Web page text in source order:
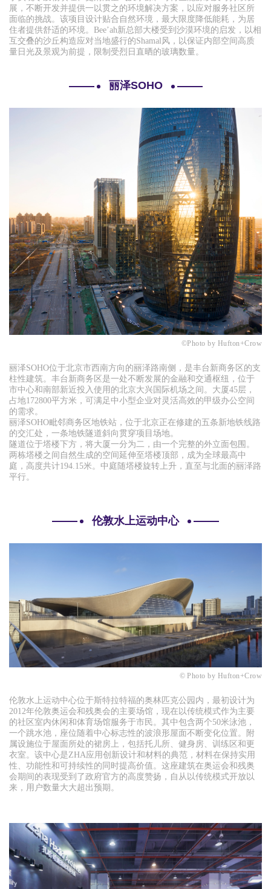
展，不断开发并提供一以贯之的环境解决方案，以应对服务社区所
面临的挑战。该项目设计贴合自然环境，最大限度降低能耗，为居
住者提供舒适的环境。Bee’ah新总部大楼受到沙漠环境的启发，以相
互交叠的沙丘构造应对当地盛行的Shamal风，以保证内部空间高质
量日光及景观为前提，限制受烈日直晒的玻璃数量。
丽泽SOHO
©Photo by Hufton+Crow
丽泽SOHO位于北京市西南方向的丽泽路南侧，是丰台新商务区的支
柱性建筑。丰台新商务区是一处不断发展的金融和交通枢纽，位于
市中心和南部新近投入使用的北京大兴国际机场之间。大厦45层，
占地172800平方米，可满足中小型企业对灵活高效的甲级办公空间
的需求。
丽泽SOHO毗邻商务区地铁站，位于北京正在修建的五条新地铁线路
的交汇处，一条地铁隧道斜向贯穿项目场地。
隧道位于塔楼下方，将大厦一分为二，由一个完整的外立面包围。
两栋塔楼之间自然生成的空间延伸至塔楼顶部，成为全球最高中
庭，高度共计194.15米。中庭随塔楼旋转上升，直至与北面的丽泽路
平行。
伦敦水上运动中心
© Photo by Hufton+Crow
伦敦水上运动中心位于斯特拉特福的奥林匹克公园内，最初设计为
2012年伦敦奥运会和残奥会的主要场馆，现在以传统模式作为主要
的社区室内休闲和体育场馆服务于市民。其中包含两个50米泳池，
一个跳水池，座位随着中心标志性的波浪形屋面不断变化位置。附
属设施位于屋面所处的裙房上，包括托儿所、健身房、训练区和更
衣室。该中心是ZHA应用创新设计和材料的典范，材料在保持实用
性、功能性和可持续性的同时提高价值。这座建筑在奥运会和残奥
会期间的表现受到了政府官方的高度赞扬，自从以传统模式开放以
来，用户数量大大超出预期。